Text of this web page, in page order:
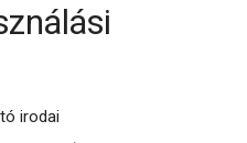
irodai